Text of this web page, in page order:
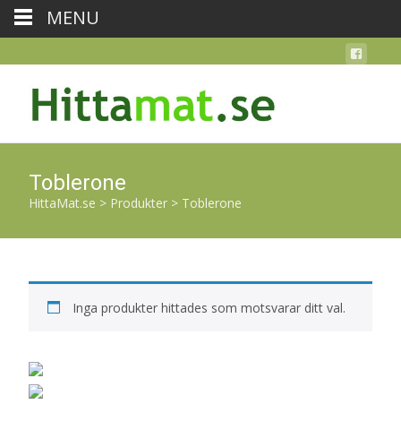
Toblerone
HittaMat.se > Produkter > Toblerone
Inga produkter hittades som motsvarar ditt val.
MENU